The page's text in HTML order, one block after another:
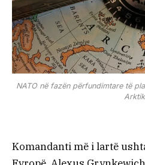
NATO në fazën përfundimtare të
Arktik
Komandanti më i lartë